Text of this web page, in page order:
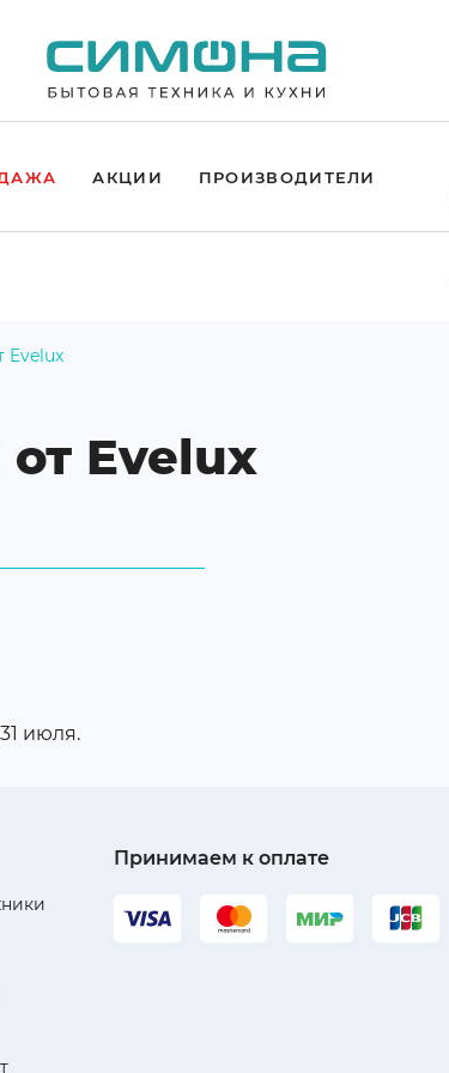
АКЦИИ ПРОИЗВОДИТЕЛИ
Evelux
Evelux
июля.
Принимаем к оплате